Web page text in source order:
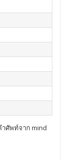
ศัพท์จาก mind